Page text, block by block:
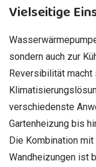
Vielseitige
sondern auch zur
Reversibilität macht
verschiedenste
Gartenheizung bis
Die Kombination
Wandheizungen ist